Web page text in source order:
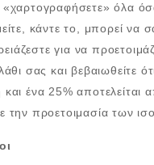
όλα
κάντε το, μπορεί να
για να
σας και βεβαιωθείτε
ένα 25% αποτελείται
την προετοιμασία των